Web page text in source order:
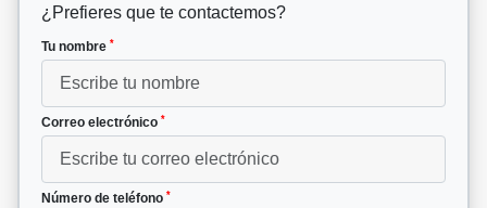
¿Prefieres que te contactemos?
Tu nombre *
Correo electrónico *
Número de teléfono *